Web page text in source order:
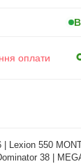
оплати
Lexion 550
38 |